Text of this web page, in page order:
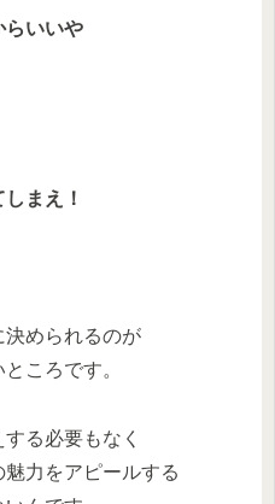
らいいや
まえ！
められるのが
ころです。
る必要もなく
力をアピールする